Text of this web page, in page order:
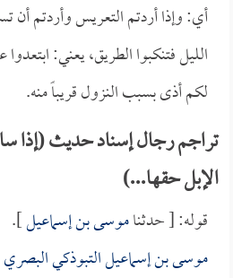
أي: وإذا أردتم التعريس وأردتم أن
الليل فتنكبوا الطريق، يعني:
لكم أذى بسبب النزول قريباً منه.
تراجم رجال إسناد حديث (إذا
الإبل حقها...)
قوله: [ حدثناموسى بن إسماعيل].
موسى بن إسماعيل التبوذكي البصري